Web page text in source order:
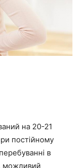
на 20-21
постійному
в
можливий